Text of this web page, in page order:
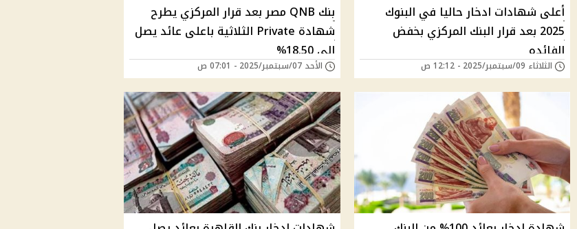
أعلى شهادات ادخار حاليا في البنوك
2025 بعد قرار البنك المركزي بخفض
الفائده
الثلاثاء 09/سبتمبر/2025 - 12:12 ص
بنك QNB مصر بعد قرار المركزي يطرح
شهادة Private الثلاثية باعلى عائد يصل
إلى 18.50%
الأحد 07/سبتمبر/2025 - 07:01 ص